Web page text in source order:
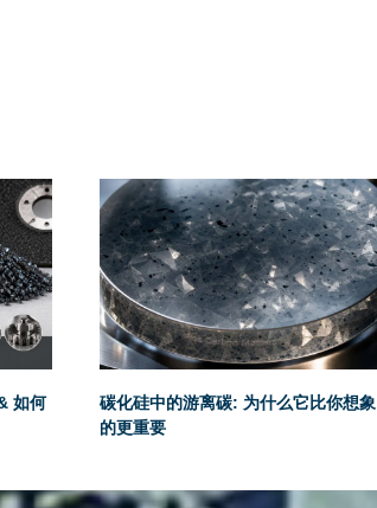
如何
碳化硅中的游离碳: 为什么它比你想象
的更重要